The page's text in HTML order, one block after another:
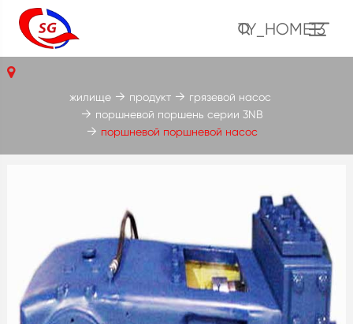
TY_HOME13
жилище продукт
грязевой насос
поршневой поршень серии 3NB
поршневой поршневой насос